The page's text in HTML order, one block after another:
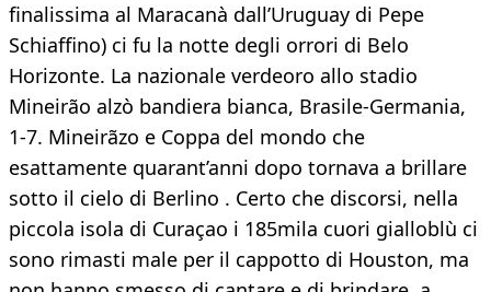
finalissima al Maracanà dall’Uruguay di Pepe
Schiaffino) ci fu la notte degli orrori di Belo
Horizonte. La nazionale verdeoro allo stadio
Mineirão alzò bandiera bianca, Brasile-Germania,
1-7. Mineirãzo e Coppa del mondo che
esattamente quarant’anni dopo tornava a brillare
sotto il cielo di Berlino . Certo che discorsi, nella
piccola isola di Curaçao i 185mila cuori gialloblù ci
sono rimasti male per il cappotto di Houston, ma